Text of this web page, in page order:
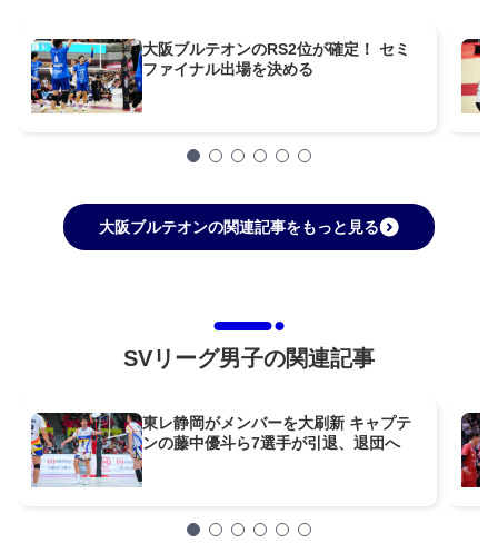
大阪ブルテオンのRS2位が確定！ セミ
ファイナル出場を決める
大阪ブルテオンの関連記事をもっと見る
SVリーグ男子の関連記事
東レ静岡がメンバーを大刷新 キャプテ
ンの藤中優斗ら7選手が引退、退団へ